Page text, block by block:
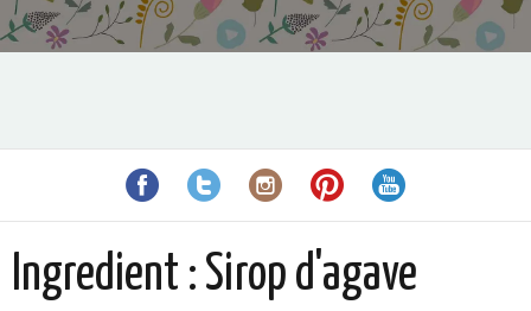
Ingredient : Sirop d'agave